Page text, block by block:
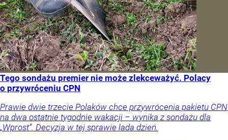
Tego sondażu premier nie może zlekceważyć. Polacy
o przywróceniu CPN
Prawie dwie trzecie Polaków chce przywrócenia pakietu CPN
na dwa ostatnie tygodnie wakacji – wynika z sondażu dla
„Wprost”. Decyzja w tej sprawie lada dzień.